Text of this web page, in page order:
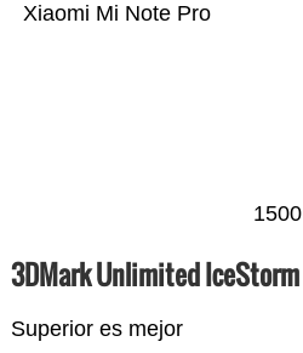
Xiaomi Mi Note Pro
1500
3DMark Unlimited IceStorm
Superior es mejor